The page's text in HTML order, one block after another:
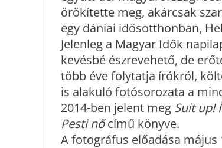
örökítette meg, akárcsak
egy dániai idősotthonban,
Jelenleg a Magyar Idők
kevésbé észrevehető, de
több éve folytatja írókról,
is alakuló fotósorozata a
2014-ben jelent meg Suit up!
Pesti nőcímű könyve.
A fotográfus előadása május